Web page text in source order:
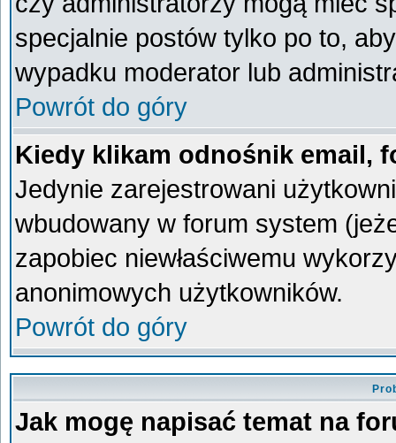
specjalnie postów tylko po to,
wypadku moderator lub
Powrót do góry
Kiedy klikam odnośnik email,
Jedynie zarejestrowani
wbudowany w forum system
zapobiec niewłaściwemu
anonimowych użytkowników.
Powrót do góry
Jak mogę napisać temat na